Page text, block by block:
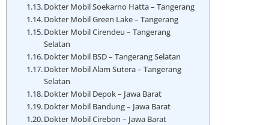
Dokter Mobil Soekarno Hatta – Tangerang
Dokter Mobil Green Lake – Tangerang
Dokter Mobil Cirendeu – Tangerang
Selatan
Dokter Mobil BSD – Tangerang Selatan
Dokter Mobil Alam Sutera – Tangerang
Selatan
Dokter Mobil Depok – Jawa Barat
Dokter Mobil Bandung – Jawa Barat
Dokter Mobil Cirebon – Jawa Barat